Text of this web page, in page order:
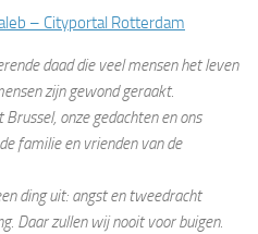
– Cityportal Rotterdam
daad die veel mensen het leven
zijn gewond geraakt.
onze gedachten en ons
familie en vrienden van de
ding uit: angst en tweedracht
Daar zullen wij nooit voor buigen.